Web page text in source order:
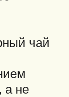
чай
а не